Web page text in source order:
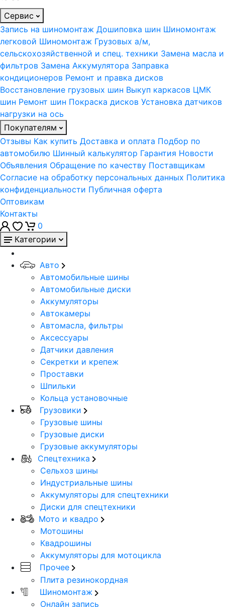
Сервис
Запись на шиномонтаж Дошиповка шин Шиномонтаж
легковой Шиномонтаж Грузовых а/м,
сельскохозяйственной и спец. техники Замена масла и
фильтров Замена Аккумулятора Заправка
кондиционеров Ремонт и правка дисков
Восстановление грузовых шин Выкуп каркасов ЦМК
шин Ремонт шин Покраска дисков Установка датчиков
нагрузки на ось
Покупателям
Отзывы Как купить Доставка и оплата Подбор по
автомобилю Шинный калькулятор Гарантия Новости
Объявления Обращение по качеству Поставщикам
Согласие на обработку персональных данных Политика
конфиденциальности Публичная оферта
Оптовикам
Контакты
0
Категории
Авто
Автомобильные шины
Автомобильные диски
Аккумуляторы
Автокамеры
Автомасла, фильтры
Аксессуары
Датчики давления
Секретки и крепеж
Проставки
Шпильки
Кольца установочные
Грузовики
Грузовые шины
Грузовые диски
Грузовые аккумуляторы
Спецтехника
Сельхоз шины
Индустриальные шины
Аккумуляторы для спецтехники
Диски для спецтехники
Мото и квадро
Мотошины
Квадрошины
Аккумуляторы для мотоцикла
Прочее
Плита резинокордная
Шиномонтаж
Онлайн запись